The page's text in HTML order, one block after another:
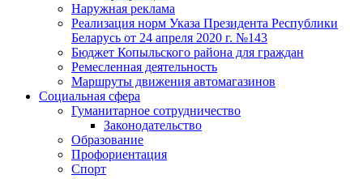
Наружная реклама
Реализация норм Указа Президента Республики
Беларусь от 24 апреля 2020 г. №143
Бюджет Копыльского района для граждан
Ремесленная деятельность
Маршруты движения автомагазинов
Социальная сфера
Гуманитарное сотрудничество
Законодательство
Образование
Профориентация
Спорт